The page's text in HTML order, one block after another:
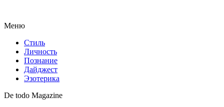
Меню
Стиль
Личность
Познание
Дайджест
Эзотерика
De todo Magazine